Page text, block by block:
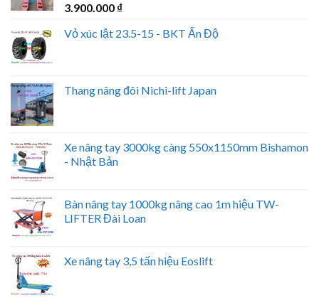
3.900.000 ₫
Vỏ xúc lật 23.5-15 - BKT Ấn Độ
Thang nâng đôi Nichi-lift Japan
Xe nâng tay 3000kg càng 550x1150mm Bishamon
- Nhật Bản
Bàn nâng tay 1000kg nâng cao 1m hiệu TW-
LIFTER Đài Loan
Xe nâng tay 3,5 tấn hiệu Eoslift